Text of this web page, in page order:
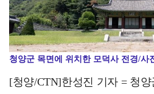
청양군 목면에 위치한 모덕사 전경/사
[청양/CTN]한성진 기자 = 청